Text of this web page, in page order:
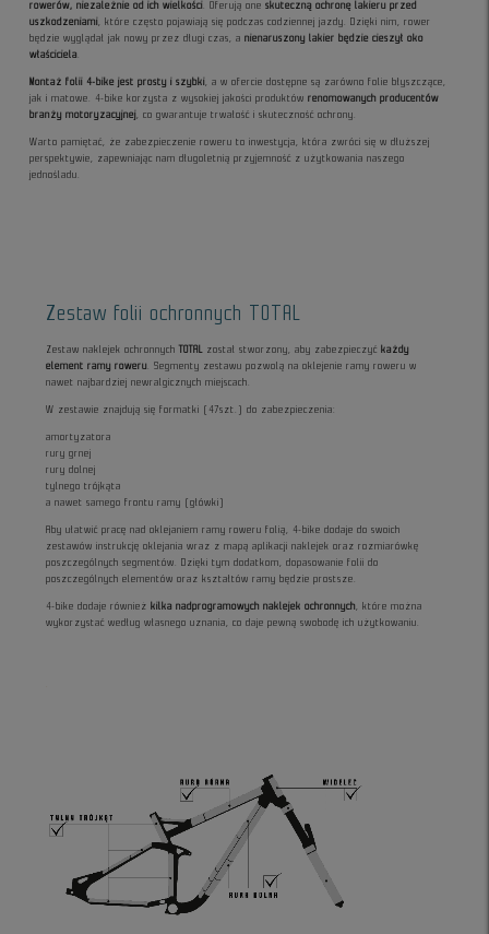
rowerów, niezależnie od ich wielkości . Oferują oneskuteczną ochronę lakieru przed
uszkodzeniami
, które często pojawiają się podczas codziennej jazdy. Dzięki nim, rower
będzie wyglądał jak nowy przez długi czas, anienaruszony lakier będzie cieszył oko
właściciela
Montaż folii 4-bike jest prosty i szybki
, a w ofercie dostępne są zarówno folie błyszczące,
jak i matowe. 4-bike korzysta z wysokiej jakości produktówrenomowanych producentów
branży motoryzacyjnej
, co gwarantuje trwałość i skuteczność ochrony.
Warto pamiętać, że zabezpieczenie roweru to inwestycja, która zwróci się w dłuższej
perspektywie, zapewniając nam długoletnią przyjemność z użytkowania naszego
jednośladu.
Zestaw folii ochronnych TOTAL
Zestaw naklejek ochronnychTOTAL został stworzony, aby zabezpieczyć każdy
element ramy roweru
. Segmenty zestawu pozwolą na oklejenie ramy roweru w
nawet najbardziej newralgicznych miejscach.
W zestawie znajdują się formatki (47szt.) do zabezpieczenia:
amortyzatora
rury grnej
rury dolnej
tylnego trójkąta
a nawet samego frontu ramy (główki)
Aby ułatwić pracę nad oklejaniem ramy roweru folią, 4-bike dodaje do swoich
zestawów instrukcję oklejania wraz z mapą aplikacji naklejek oraz rozmiarówkę
poszczególnych segmentów. Dzięki tym dodatkom, dopasowanie folii do
poszczególnych elementów oraz kształtów ramy będzie prostsze.
4-bike dodaje również kilka nadprogramowych naklejek ochronnych
, które można
wykorzystać według własnego uznania, co daje pewną swobodę ich użytkowaniu.